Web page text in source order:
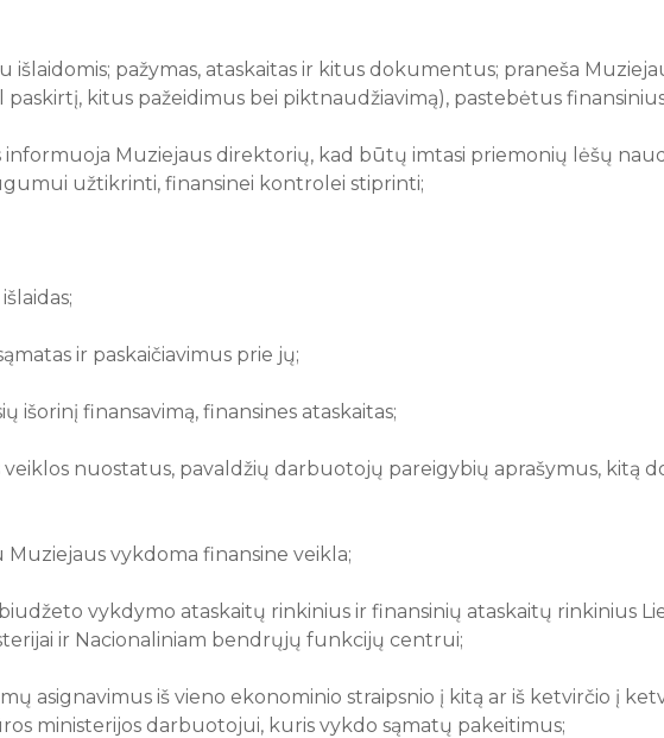
išlaidomis; pažymas, ataskaitas ir kitus dokumentus; praneša
kitus pažeidimus bei piktnaudžiavimą), pastebėtus
Muziejaus direktorių, kad būtų imtasi priemonių lėšų
užtikrinti, finansinei kontrolei stiprinti;
ir paskaičiavimus prie jų;
finansavimą, finansines ataskaitas;
nuostatus, pavaldžių darbuotojų pareigybių aprašymus, kitą
vykdoma finansine veikla;
vykdymo ataskaitų rinkinius ir finansinių ataskaitų rinkinius
ir Nacionaliniam bendrųjų funkcijų centrui;
asignavimus iš vieno ekonominio straipsnio į kitą ar iš ketvirčio į
ministerijos darbuotojui, kuris vykdo sąmatų pakeitimus;